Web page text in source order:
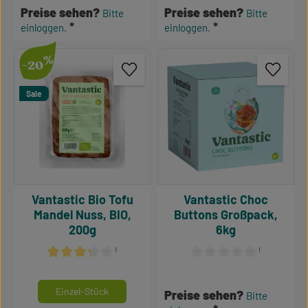
Preise sehen? Bitte
einloggen.
Preise sehen? Bitte
einloggen.
-20%
Sale
¹
Vantastic Bio Tofu
Mandel Nuss, BIO,
200g
Mengeneinheiten auswählen
Einzel-Stück
¹
Vantastic Choc
Buttons Großpack,
6kg
Preise sehen? Bitte